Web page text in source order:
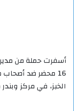
أسفرت حملة من
16 محضر ضد
الخبز، في مركز وبندر